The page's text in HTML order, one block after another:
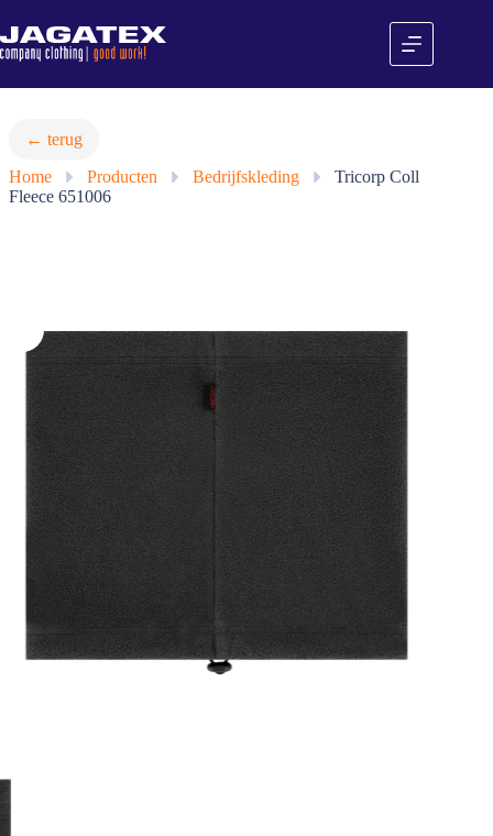
naar
de
inhoud
← terug
Home
» Producten » Bedrijfskleding »
Tricorp Coll
Fleece 651006